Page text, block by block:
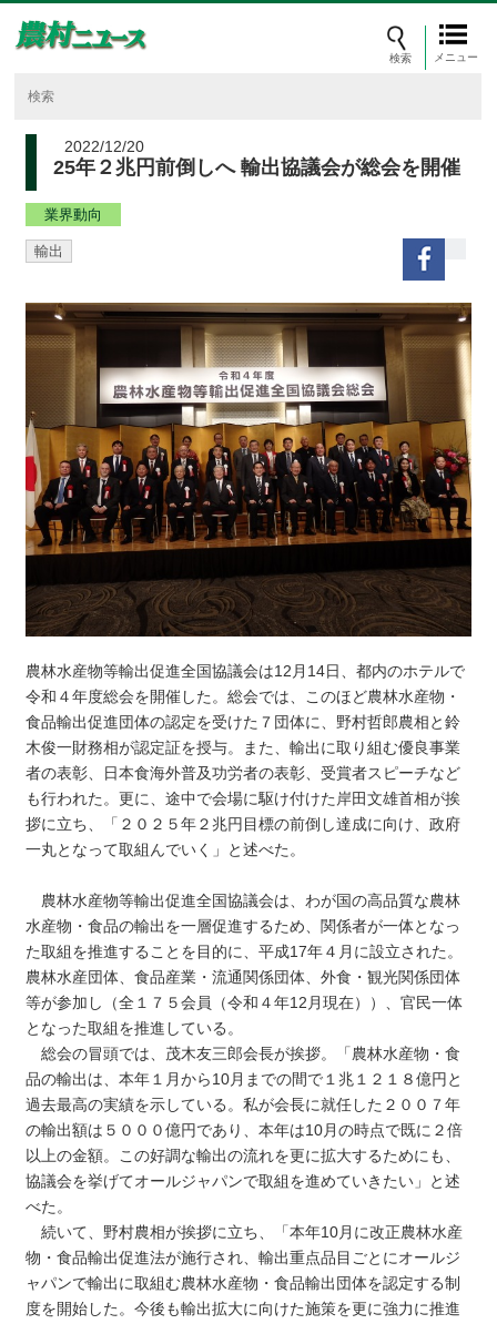
メニュー
2022/12/20
25年２兆円前倒しへ 輸出協議会が総会を開催
業界動向
輸出
農林水産物等輸出促進全国協議会は12月14日、都内のホテルで
令和４年度総会を開催した。総会では、このほど農林水産物・
食品輸出促進団体の認定を受けた７団体に、野村哲郎農相と鈴
木俊一財務相が認定証を授与。また、輸出に取り組む優良事業
者の表彰、日本食海外普及功労者の表彰、受賞者スピーチなど
も行われた。更に、途中で会場に駆け付けた岸田文雄首相が挨
拶に立ち、「２０２５年２兆円目標の前倒し達成に向け、政府
一丸となって取組んでいく」と述べた。
農林水産物等輸出促進全国協議会は、わが国の高品質な農林
水産物・食品の輸出を一層促進するため、関係者が一体となっ
た取組を推進することを目的に、平成17年４月に設立された。
農林水産団体、食品産業・流通関係団体、外食・観光関係団体
等が参加し（全１７５会員（令和４年12月現在））、官民一体
となった取組を推進している。
総会の冒頭では、茂木友三郎会長が挨拶。「農林水産物・食
品の輸出は、本年１月から10月までの間で１兆１２１８億円と
過去最高の実績を示している。私が会長に就任した２００７年
の輸出額は５０００億円であり、本年は10月の時点で既に２倍
以上の金額。この好調な輸出の流れを更に拡大するためにも、
協議会を挙げてオールジャパンで取組を進めていきたい」と述
べた。
続いて、野村農相が挨拶に立ち、「本年10月に改正農林水産
物・食品輸出促進法が施行され、輸出重点品目ごとにオールジ
ャパンで輸出に取組む農林水産物・食品輸出団体を認定する制
度を開始した。今後も輸出拡大に向けた施策を更に強力に推進